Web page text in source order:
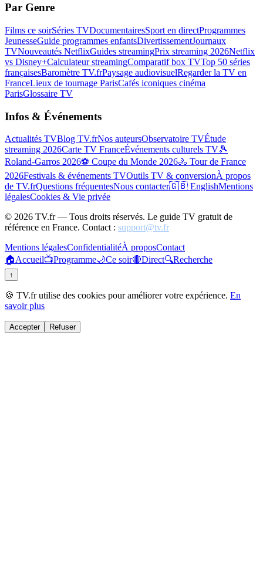
Par Genre
Films ce soirSéries TVDocumentairesSport en directProgrammes
JeunesseGuide programmes enfantsDivertissementJournaux
TVNouveautés NetflixGuides streamingPrix streaming 2026Netflix
vs Disney+Calculateur streamingComparatif box TVTop 50 séries
françaisesBaromètre TV.frPaysage audiovisuelRegarder la TV en
FranceLieux de tournage ParisCafés iconiques cinéma
ParisGlossaire TV
Infos & Événements
Actualités TVBlog TV.frNos auteursObservatoire TVÉtude
streaming 2026Carte TV FranceÉvénements culturels TV🎾
Roland-Garros 2026⚽ Coupe du Monde 2026🚴 Tour de France
2026Festivals & événements TVOutils TV & conversionÀ propos
de TV.frQuestions fréquentesNous contacter🇬🇧 EnglishMentions
légalesCookies & Vie privée
© 2026 TV.fr — Tous droits réservés. Le guide TV gratuit de
référence en France. Contact : support@tv.fr
Mentions légalesConfidentialitéÀ proposContact
🏠Accueil📺Programme🌙Ce soir🔴Direct🔍Recherche
↑
🍪 TV.fr utilise des cookies pour améliorer votre expérience. En
savoir plus
Accepter Refuser